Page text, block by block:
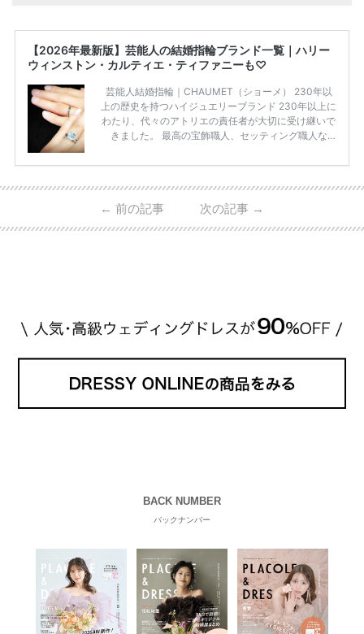
【2026年最新版】芸能人の結婚指輪ブランド一覧｜ハリー
ウィンストン・カルティエ・ティファニーも♡
芸能人結婚指輪｜CHAUMET（ショーメ） 230年以
上の歴史を持つハイジュエリーブランド 230年以上に
わたり、代々のアトリエの責任者が大切に受け継いで
きました。 最高の宝飾職人、セッティング職人な
高品質の宝石を扱っています。 至高のデザインと品
ん・魔裟斗さんの婚約指輪 魔裟斗さんが矢沢さんに
贈られた指輪は1カラットのものです。 ショーメの価
← 前の記事 次の記事 →
BACK NUMBER
バックナンバー